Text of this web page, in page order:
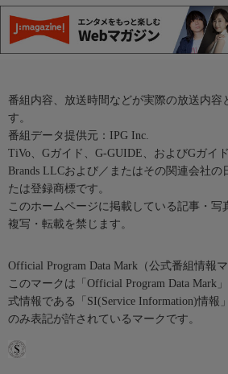
番組内容、放送時間などが実際の放送内容
す。
番組データ提供元：IPG Inc.
TiVo、Gガイド、G-GUIDE、およびGガイ
Brands LLCおよび／またはその関連会社の
たは登録商標です。
このホームページに掲載している記事・写
複写・転載を禁じます。
Official Program Data Mark（公式番組情報マ
このマークは「Official Program Data Mark
式情報である「SI(Service Information)情報
のみ表記が許されているマークです。